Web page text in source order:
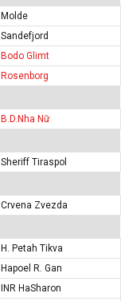
Molde
Sandefjord
Bodo Glimt
Rosenborg
B.D.Nha Nữ
Sheriff Tiraspol
Crvena Zvezda
H. Petah Tikva
Hapoel R. Gan
INR HaSharon